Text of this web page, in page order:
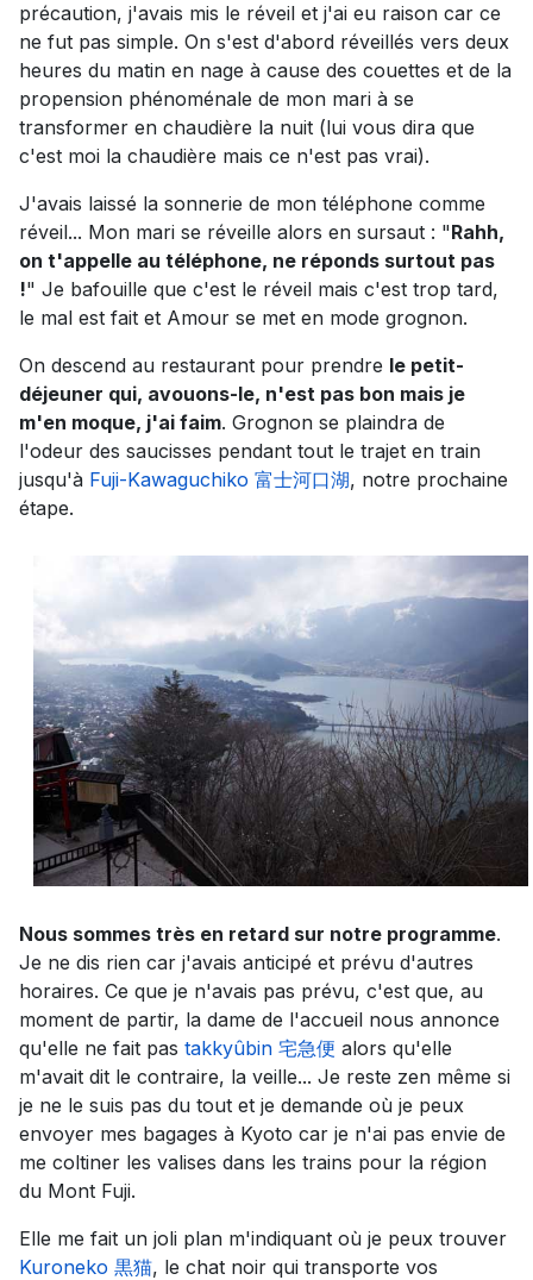
précaution, j'avais mis le réveil et j'ai eu raison car ce
ne fut pas simple. On s'est d'abord réveillés vers deux
heures du matin en nage à cause des couettes et de la
propension phénoménale de mon mari à se
transformer en chaudière la nuit (lui vous dira que
c'est moi la chaudière mais ce n'est pas vrai).
J'avais laissé la sonnerie de mon téléphone comme
réveil... Mon mari se réveille alors en sursaut : "Rahh,
on t'appelle au téléphone, ne réponds surtout pas
!" Je bafouille que c'est le réveil mais c'est trop tard,
le mal est fait et Amour se met en mode grognon.
On descend au restaurant pour prendre le petit-
déjeuner qui, avouons-le, n'est pas bon mais je
m'en moque, j'ai faim. Grognon se plaindra de
l'odeur des saucisses pendant tout le trajet en train
jusqu'à Fuji-Kawaguchiko 富士河口湖, notre prochaine
étape.
Nous sommes très en retard sur notre programme.
Je ne dis rien car j'avais anticipé et prévu d'autres
horaires. Ce que je n'avais pas prévu, c'est que, au
moment de partir, la dame de l'accueil nous annonce
qu'elle ne fait pas takkyûbin 宅急便 alors qu'elle
m'avait dit le contraire, la veille... Je reste zen même si
je ne le suis pas du tout et je demande où je peux
envoyer mes bagages à Kyoto car je n'ai pas envie de
me coltiner les valises dans les trains pour la région
du Mont Fuji.
Elle me fait un joli plan m'indiquant où je peux trouver
Kuroneko 黒猫, le chat noir qui transporte vos